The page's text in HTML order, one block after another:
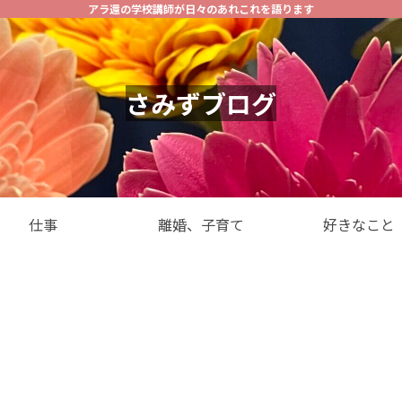
アラ還の学校講師が日々のあれこれを語ります
さみずブログ
仕事 離婚、子育て 好きなこと